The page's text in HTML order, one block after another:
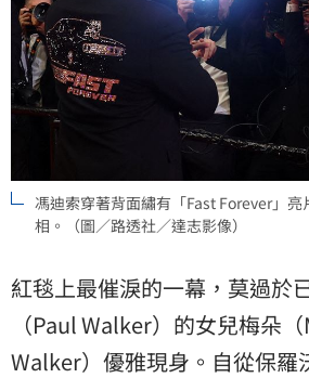
馮迪索穿著背面繡有「Fast Forever」
相。（圖／路透社／達志影像）
紅毯上最催淚的一幕，莫過於
（Paul Walker）的女兒梅朵
Walker）優雅現身。自從保羅